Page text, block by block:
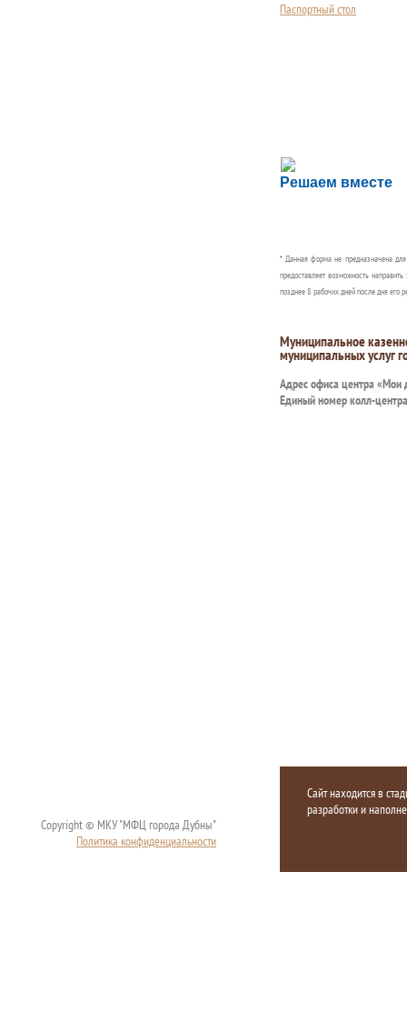
Паспортный стол
Решаем вместе
Сложности с
Сообщите об этом
* Данная форма не предназначена
предоставляет возможность
позднее 8 рабочих дней после дня его
Муниципальное
муниципальных услуг
Адрес офиса центра «Мои
Единый номер колл-
Copyright © МКУ "МФЦ города Дубны"
Политика конфиденциальности
Сайт находится в
разработки и